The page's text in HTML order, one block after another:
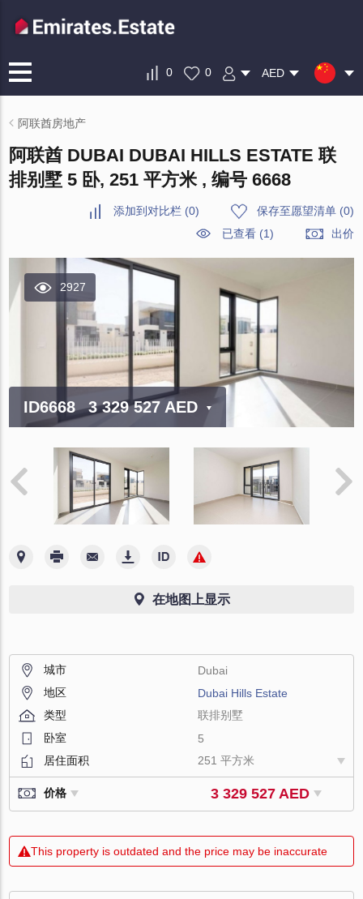
0 0 AED
阿联酋房地产
阿联酋 DUBAI DUBAI HILLS ESTATE 联
排别墅 5 卧, 251 平方米 , 编号 6668
添加到对比栏(0) 保存至愿望清单(0)
已查看 (1)
出价
2927
ID6668 3 329 527 AED
在地图上显示
城市
Dubai
地区
Dubai Hills Estate
类型
联排别墅
卧室
5
居住面积
251 平方米
价格 3 329 527 AED
This property is outdated and the price may be inaccurate